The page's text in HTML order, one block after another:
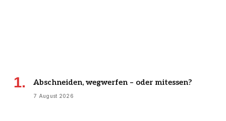
Abschneiden, wegwerfen – oder mitessen?
7 August 2026